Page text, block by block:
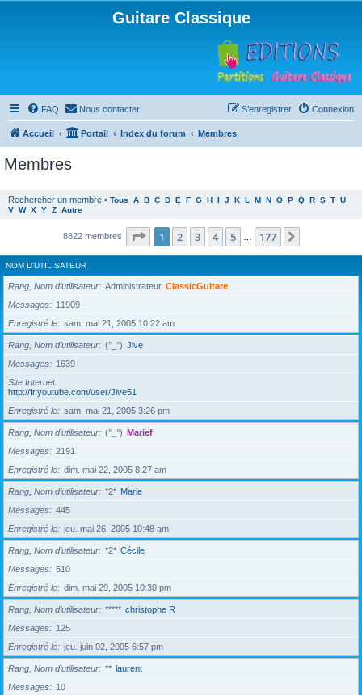
Guitare Classique
FAQ Nous contacter Connexion
S’enregistrer
Accueil Portail Index du forum Membres
Membres
Rechercher un membre • Tous A B C D E F G H I J K L M N O P Q R S T U
V W X Y Z Autre
8822 membres Page 1sur177
1 2 3 4 5 177
NOM D’UTILISATEUR
Rang, Nom d’utilisateur Administrateur ClassicGuitare
Messages
11909
Enregistré le
sam. mai 21, 2005 10:22 am
Rang, Nom d’utilisateur (°_°) Jive
Messages
1639
Site Internet
http://fr.youtube.com/user/Jive51
Enregistré le
sam. mai 21, 2005 3:26 pm
Rang, Nom d’utilisateur (°_°) Marief
Messages
2191
Enregistré le
dim. mai 22, 2005 8:27 am
Rang, Nom d’utilisateur *2* Marie
Messages
445
Enregistré le
jeu. mai 26, 2005 10:48 am
Rang, Nom d’utilisateur *2* Cécile
Messages
510
Enregistré le
dim. mai 29, 2005 10:30 pm
Rang, Nom d’utilisateur ***** christophe R
Messages
125
Enregistré le
jeu. juin 02, 2005 6:57 pm
Rang, Nom d’utilisateur ** laurent
Messages
10